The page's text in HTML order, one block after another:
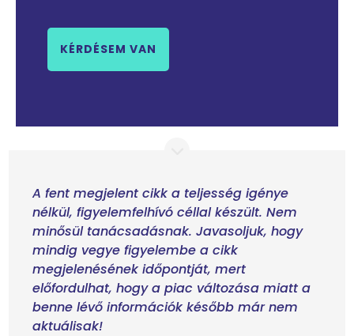
KÉRDÉSEM VAN
A fent megjelent cikk a teljesség igénye
nélkül, figyelemfelhívó céllal készült. Nem
minősül tanácsadásnak. Javasoljuk, hogy
mindig vegye figyelembe a cikk
megjelenésének időpontját, mert
előfordulhat, hogy a piac változása miatt a
benne lévő információk később már nem
aktuálisak!